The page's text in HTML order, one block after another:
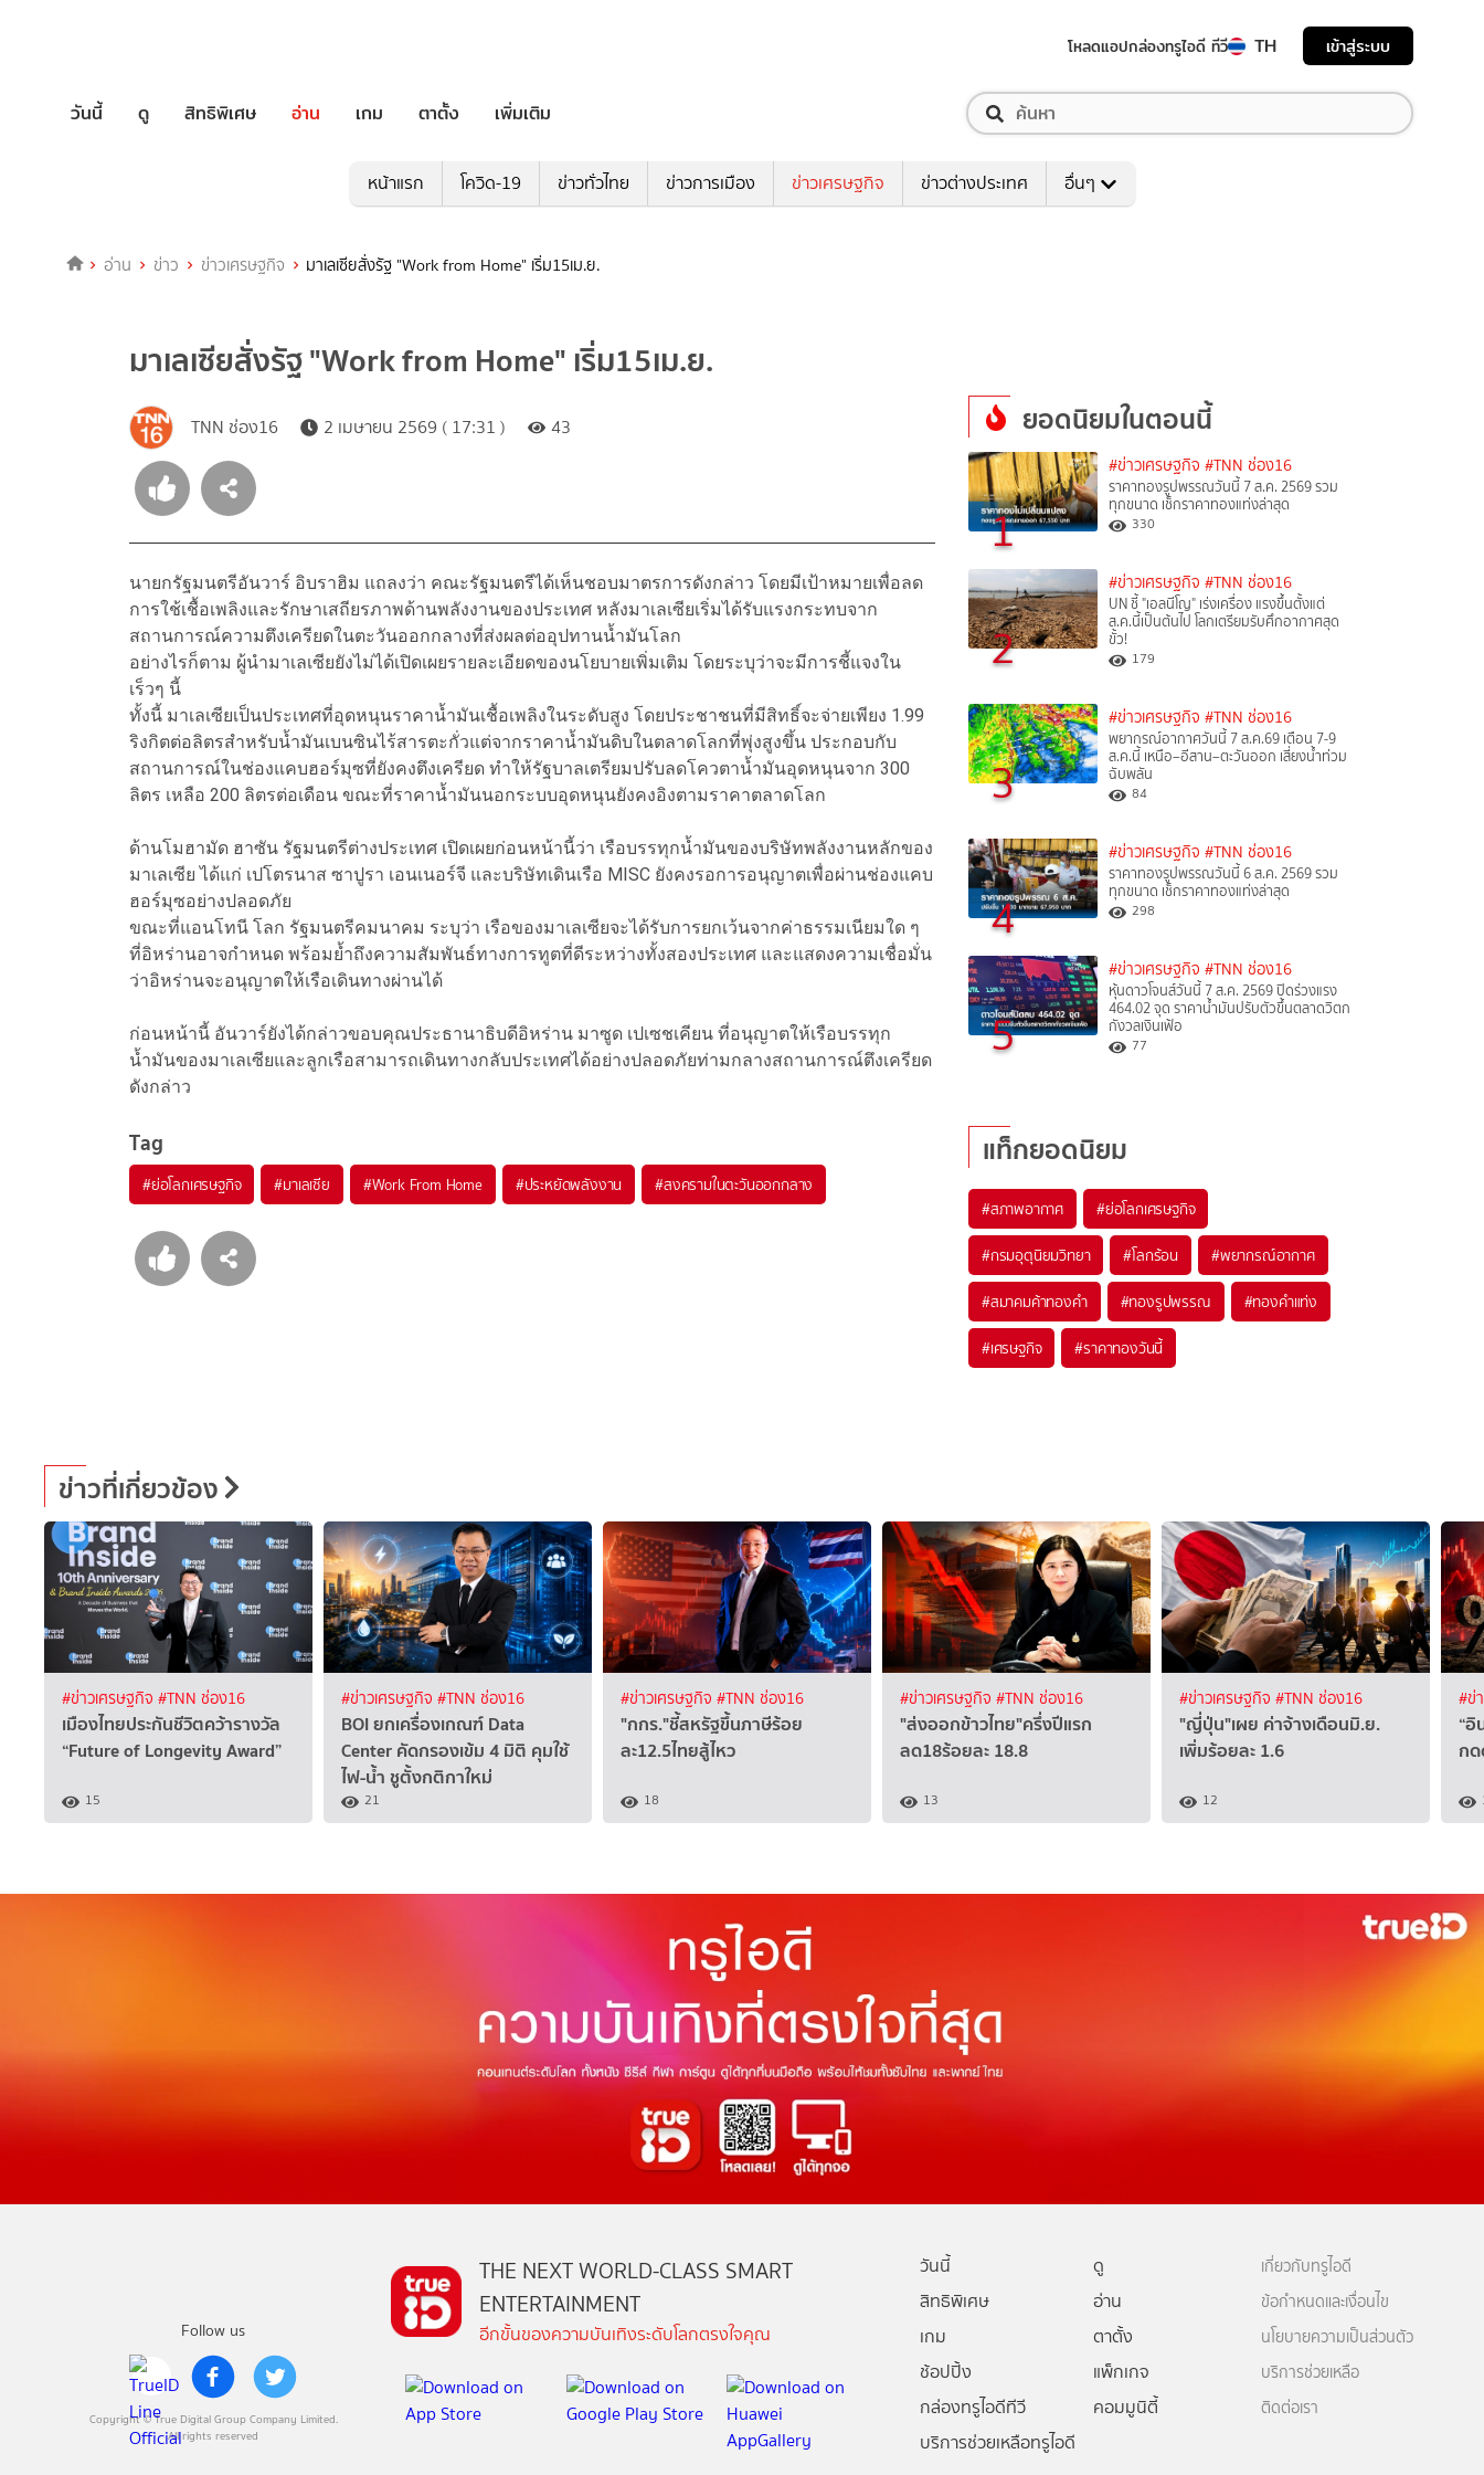
โหลดแอปกล่องทรูไอดี ทีวี TH เข้าสู่ระบบ
วันนี้ ดู สิทธิพิเศษ อ่าน เกม ตาตั้ง เพิ่มเติม
หน้าแรก โควิด-19 ข่าวทั่วไทย ข่าวการเมือง ข่าวเศรษฐกิจ ข่าวต่างประเทศ อื่นๆ
อ่าน ข่าว ข่าวเศรษฐกิจ มาเลเซียสั่งรัฐ "Work from Home" เริ่ม15เม.ย.
มาเลเซียสั่งรัฐ "Work from Home" เริ่ม15เม.ย.
TNN ช่อง16 2 เมษายน 2569 ( 17:31 ) 43
นายกรัฐมนตรีอันวาร์ อิบราฮิม แถลงว่า คณะรัฐมนตรีได้เห็นชอบมาตรการดังกล่าว โดยมีเป้าหมายเพื่อลด
การใช้เชื้อเพลิงและรักษาเสถียรภาพด้านพลังงานของประเทศ หลังมาเลเซียเริ่มได้รับแรงกระทบจาก
สถานการณ์ความตึงเครียดในตะวันออกกลางที่ส่งผลต่ออุปทานน้ำมันโลก
อย่างไรก็ตาม ผู้นำมาเลเซียยังไม่ได้เปิดเผยรายละเอียดของนโยบายเพิ่มเติม โดยระบุว่าจะมีการชี้แจงใน
เร็วๆ นี้
ทั้งนี้ มาเลเซียเป็นประเทศที่อุดหนุนราคาน้ำมันเชื้อเพลิงในระดับสูง โดยประชาชนที่มีสิทธิ์จะจ่ายเพียง 1.99
ริงกิตต่อลิตรสำหรับน้ำมันเบนซินไร้สารตะกั่วแต่จากราคาน้ำมันดิบในตลาดโลกที่พุ่งสูงขึ้น ประกอบกับ
สถานการณ์ในช่องแคบฮอร์มุซที่ยังคงตึงเครียด ทำให้รัฐบาลเตรียมปรับลดโควตาน้ำมันอุดหนุนจาก 300
ลิตร เหลือ 200 ลิตรต่อเดือน ขณะที่ราคาน้ำมันนอกระบบอุดหนุนยังคงอิงตามราคาตลาดโลก
ด้านโมฮามัด ฮาซัน รัฐมนตรีต่างประเทศ เปิดเผยก่อนหน้านี้ว่า เรือบรรทุกน้ำมันของบริษัทพลังงานหลักของ
มาเลเซีย ได้แก่ เปโตรนาส ซาปูรา เอนเนอร์จี และบริษัทเดินเรือ MISC ยังคงรอการอนุญาตเพื่อผ่านช่องแคบ
ฮอร์มุซอย่างปลอดภัย
ขณะที่แอนโทนี โลก รัฐมนตรีคมนาคม ระบุว่า เรือของมาเลเซียจะได้รับการยกเว้นจากค่าธรรมเนียมใด ๆ
ที่อิหร่านอาจกำหนด พร้อมย้ำถึงความสัมพันธ์ทางการทูตที่ดีระหว่างทั้งสองประเทศ และแสดงความเชื่อมั่น
ว่าอิหร่านจะอนุญาตให้เรือเดินทางผ่านได้
ก่อนหน้านี้ อันวาร์ยังได้กล่าวขอบคุณประธานาธิบดีอิหร่าน มาซูด เปเซชเคียน ที่อนุญาตให้เรือบรรทุก
น้ำมันของมาเลเซียและลูกเรือสามารถเดินทางกลับประเทศได้อย่างปลอดภัยท่ามกลางสถานการณ์ตึงเครียด
ดังกล่าว
Tag
#ย่อโลกเศรษฐกิจ #มาเลเซีย #Work From Home #ประหยัดพลังงาน #สงครามในตะวันออกกลาง
ยอดนิยมในตอนนี้
1
#ข่าวเศรษฐกิจ #TNN ช่อง16
ราคาทองรูปพรรณวันนี้ 7 ส.ค. 2569 รวม
ทุกขนาด เช็กราคาทองแท่งล่าสุด
330
2
#ข่าวเศรษฐกิจ #TNN ช่อง16
UN ชี้ "เอลนีโญ" เร่งเครื่อง แรงขึ้นตั้งแต่
ส.ค.นี้เป็นต้นไป โลกเตรียมรับศึกอากาศสุด
ขั้ว!
179
3
#ข่าวเศรษฐกิจ #TNN ช่อง16
พยากรณ์อากาศวันนี้ 7 ส.ค.69 เตือน 7-9
ส.ค.นี้ เหนือ–อีสาน–ตะวันออก เสี่ยงน้ำท่วม
ฉับพลัน
84
4
#ข่าวเศรษฐกิจ #TNN ช่อง16
ราคาทองรูปพรรณวันนี้ 6 ส.ค. 2569 รวม
ทุกขนาด เช็กราคาทองแท่งล่าสุด
298
5
#ข่าวเศรษฐกิจ #TNN ช่อง16
หุ้นดาวโจนส์วันนี้ 7 ส.ค. 2569 ปิดร่วงแรง
464.02 จุด ราคาน้ำมันปรับตัวขึ้นตลาดวิตก
กังวลเงินเฟ้อ
77
แท็กยอดนิยม
#สภาพอากาศ #ย่อโลกเศรษฐกิจ
#กรมอุตุนิยมวิทยา #โลกร้อน #พยากรณ์อากาศ
#สมาคมค้าทองคำ #ทองรูปพรรณ #ทองคำแท่ง
#เศรษฐกิจ #ราคาทองวันนี้
ข่าวที่เกี่ยวข้อง
#ข่าวเศรษฐกิจ #TNN ช่อง16
เมืองไทยประกันชีวิตคว้ารางวัล
“Future of Longevity Award”
15
#ข่าวเศรษฐกิจ #TNN ช่อง16
BOI ยกเครื่องเกณฑ์ Data
Center คัดกรองเข้ม 4 มิติ คุมใช้
ไฟ-น้ำ ชูตั้งกติกาใหม่
21
#ข่าวเศรษฐกิจ #TNN ช่อง16
"กกร."ชี้สหรัฐขึ้นภาษีร้อย
ละ12.5ไทยสู้ไหว
18
#ข่าวเศรษฐกิจ #TNN ช่อง16
"ส่งออกข้าวไทย"ครึ่งปีแรก
ลด18ร้อยละ 18.8
13
#ข่าวเศรษฐกิจ #TNN ช่อง16
"ญี่ปุ่น"เผย ค่าจ้างเดือนมิ.ย.
เพิ่มร้อยละ 1.6
12
#ข่
“อิ
กด
Follow us
Copyright © True Digital Group Company Limited.
All rights reserved
THE NEXT WORLD-CLASS SMART
ENTERTAINMENT
อีกขั้นของความบันเทิงระดับโลกตรงใจคุณ
วันนี้
ดู
สิทธิพิเศษ
อ่าน
เกม
ตาตั้ง
ช้อปปิ้ง
แพ็กเกจ
กล่องทรูไอดีทีวี
คอมมูนิตี้
บริการช่วยเหลือทรูไอดี
เกี่ยวกับทรูไอดี
ข้อกำหนดและเงื่อนไข
นโยบายความเป็นส่วนตัว
บริการช่วยเหลือ
ติดต่อเรา